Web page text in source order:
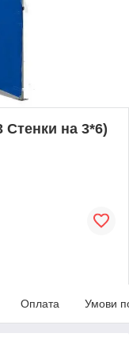
Стенки на 3*6)
Оплата Умови